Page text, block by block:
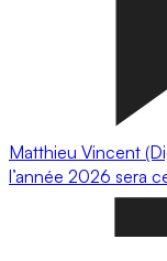
Matthieu Vincent
l’année 2026 sera